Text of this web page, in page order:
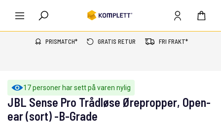
PRISMATCH* GRATIS RETUR FRI FRAKT*
17 personer har sett på varen nylig
JBL Sense Pro Trådløse Ørepropper, Open-
ear (sort) -B-Grade